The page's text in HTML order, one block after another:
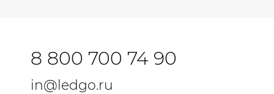
8 800 700 74 90
in@ledgo.ru